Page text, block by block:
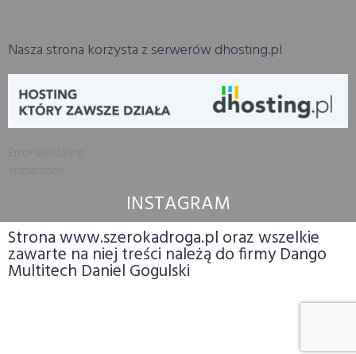
Nasza strona korzysta z serwerów dhosting.pl
INSTAGRAM
Strona www.szerokadroga.pl oraz wszelkie
zawarte na niej treści należą do firmy Dango
Multitech Daniel Gogulski